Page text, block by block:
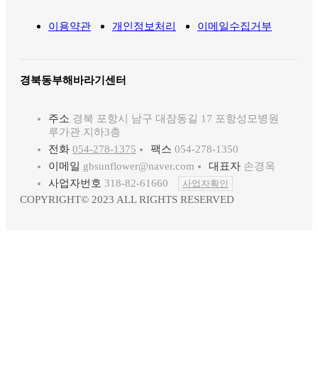
이용약관 개인정보처리 이메일수집거부
경북동부해바라기센터
주소 경북 포항시 남구 대잠동길 17 포항성모병원
루가관 지하3층
전화 054-278-1375 팩스 054-278-1350
이메일 gbsunflower@naver.com 대표자 손경옥
사업자번호 318-82-61660 사업자확인
COPYRIGHT© 2023 ALL RIGHTS RESERVED